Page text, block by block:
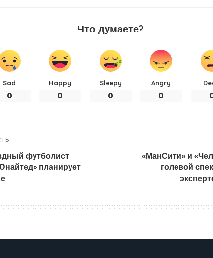
Что думаете?
Sad
0
Happy
0
Sleepy
0
Angry
0
футболист
планирует
«МанСити» и
голевой